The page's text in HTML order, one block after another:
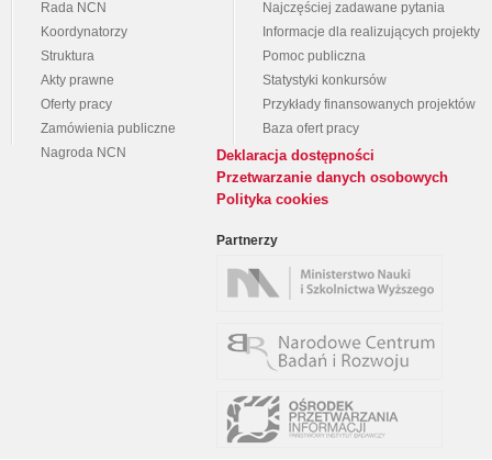
Rada NCN
Koordynatorzy
Struktura
Akty prawne
Oferty pracy
Zamówienia publiczne
Nagroda NCN
Najczęściej zadawane pytania
Informacje dla realizujących projekty
Pomoc publiczna
Statystyki konkursów
Przykłady finansowanych projektów
Baza ofert pracy
Deklaracja dostępności
Przetwarzanie danych osobowych
Polityka cookies
Partnerzy